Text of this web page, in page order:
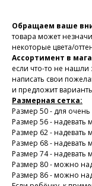
Обращаем ваше
товара может
некоторые цвета/
Ассортимент в
если что-то не
написать свои
и предложит
Размерная сетка:
Размер 50 - для
Размер 56 - надевать
Размер 62 - надевать
Размер 68 - надевать
Размер 74 - надевать
Размер 80 - можно
Размер 86 - можно